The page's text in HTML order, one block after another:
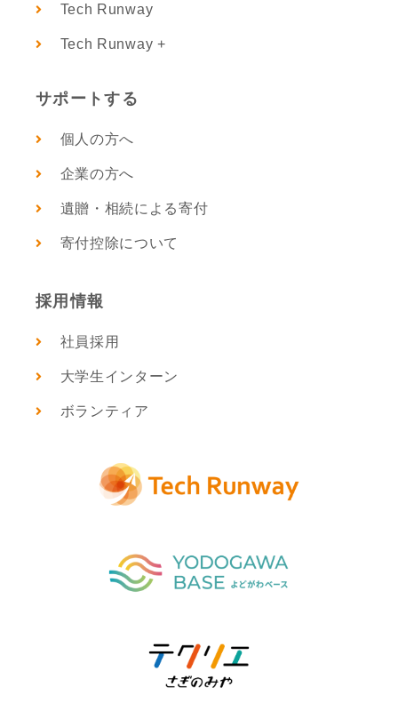
Tech Runway
Tech Runway +
サポートする
個人の方へ
企業の方へ
遺贈・相続による寄付
寄付控除について
採用情報
社員採用
大学生インターン
ボランティア